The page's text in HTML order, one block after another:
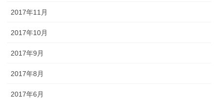
2017年11月
2017年10月
2017年9月
2017年8月
2017年6月